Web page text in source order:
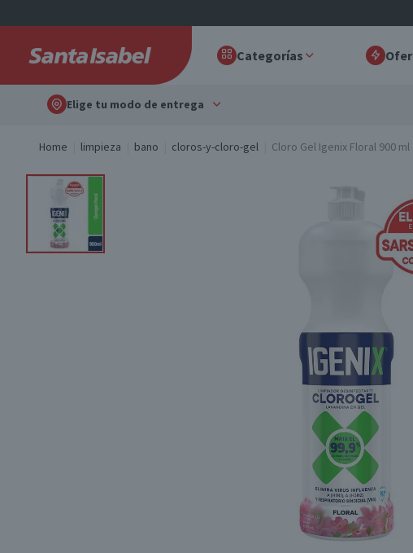
Categorías
Elige tu modo de entrega
Home limpieza bano cloros-y-cloro-gel Cloro Gel Igenix Floral 900 ml